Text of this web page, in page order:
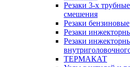
Резаки 3-х
смешения
Резаки бензиновые
Резаки
Резаки
ТЕРМАКАТ